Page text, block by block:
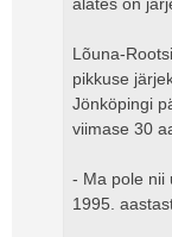
Lõuna-
pikkuse
Jönköpingi
viimase 30
- Ma pole nii
1995.